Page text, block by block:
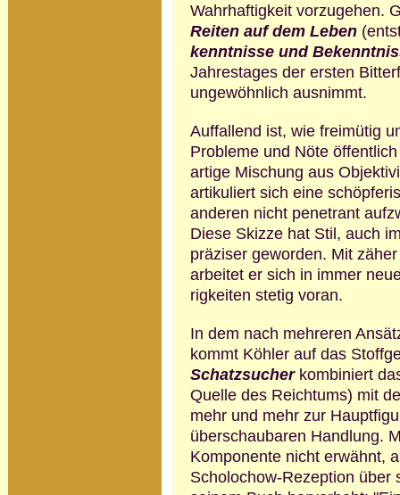
Wahrhaftigkeit vorzugehen.
Reiten auf dem Leben
kennt­nisse und
Jahrestages der ersten
ungewöhnlich aus­nimmt.
Auffallend ist, wie freimütig
Probleme und Nöte
artige Mischung aus
artikuliert sich eine
anderen nicht penetrant
Diese Skizze hat Stil, auch
präziser geworden. Mit
arbeitet er sich in immer
rigkeiten stetig voran.
In dem nach mehreren
kommt Köhler auf das
Schatzsucherkombiniert
Quelle des Reichtums) mit
mehr und mehr zur
überschaubaren Handlung.
Komponente nicht erwähnt,
Scholochow-Rezeption über